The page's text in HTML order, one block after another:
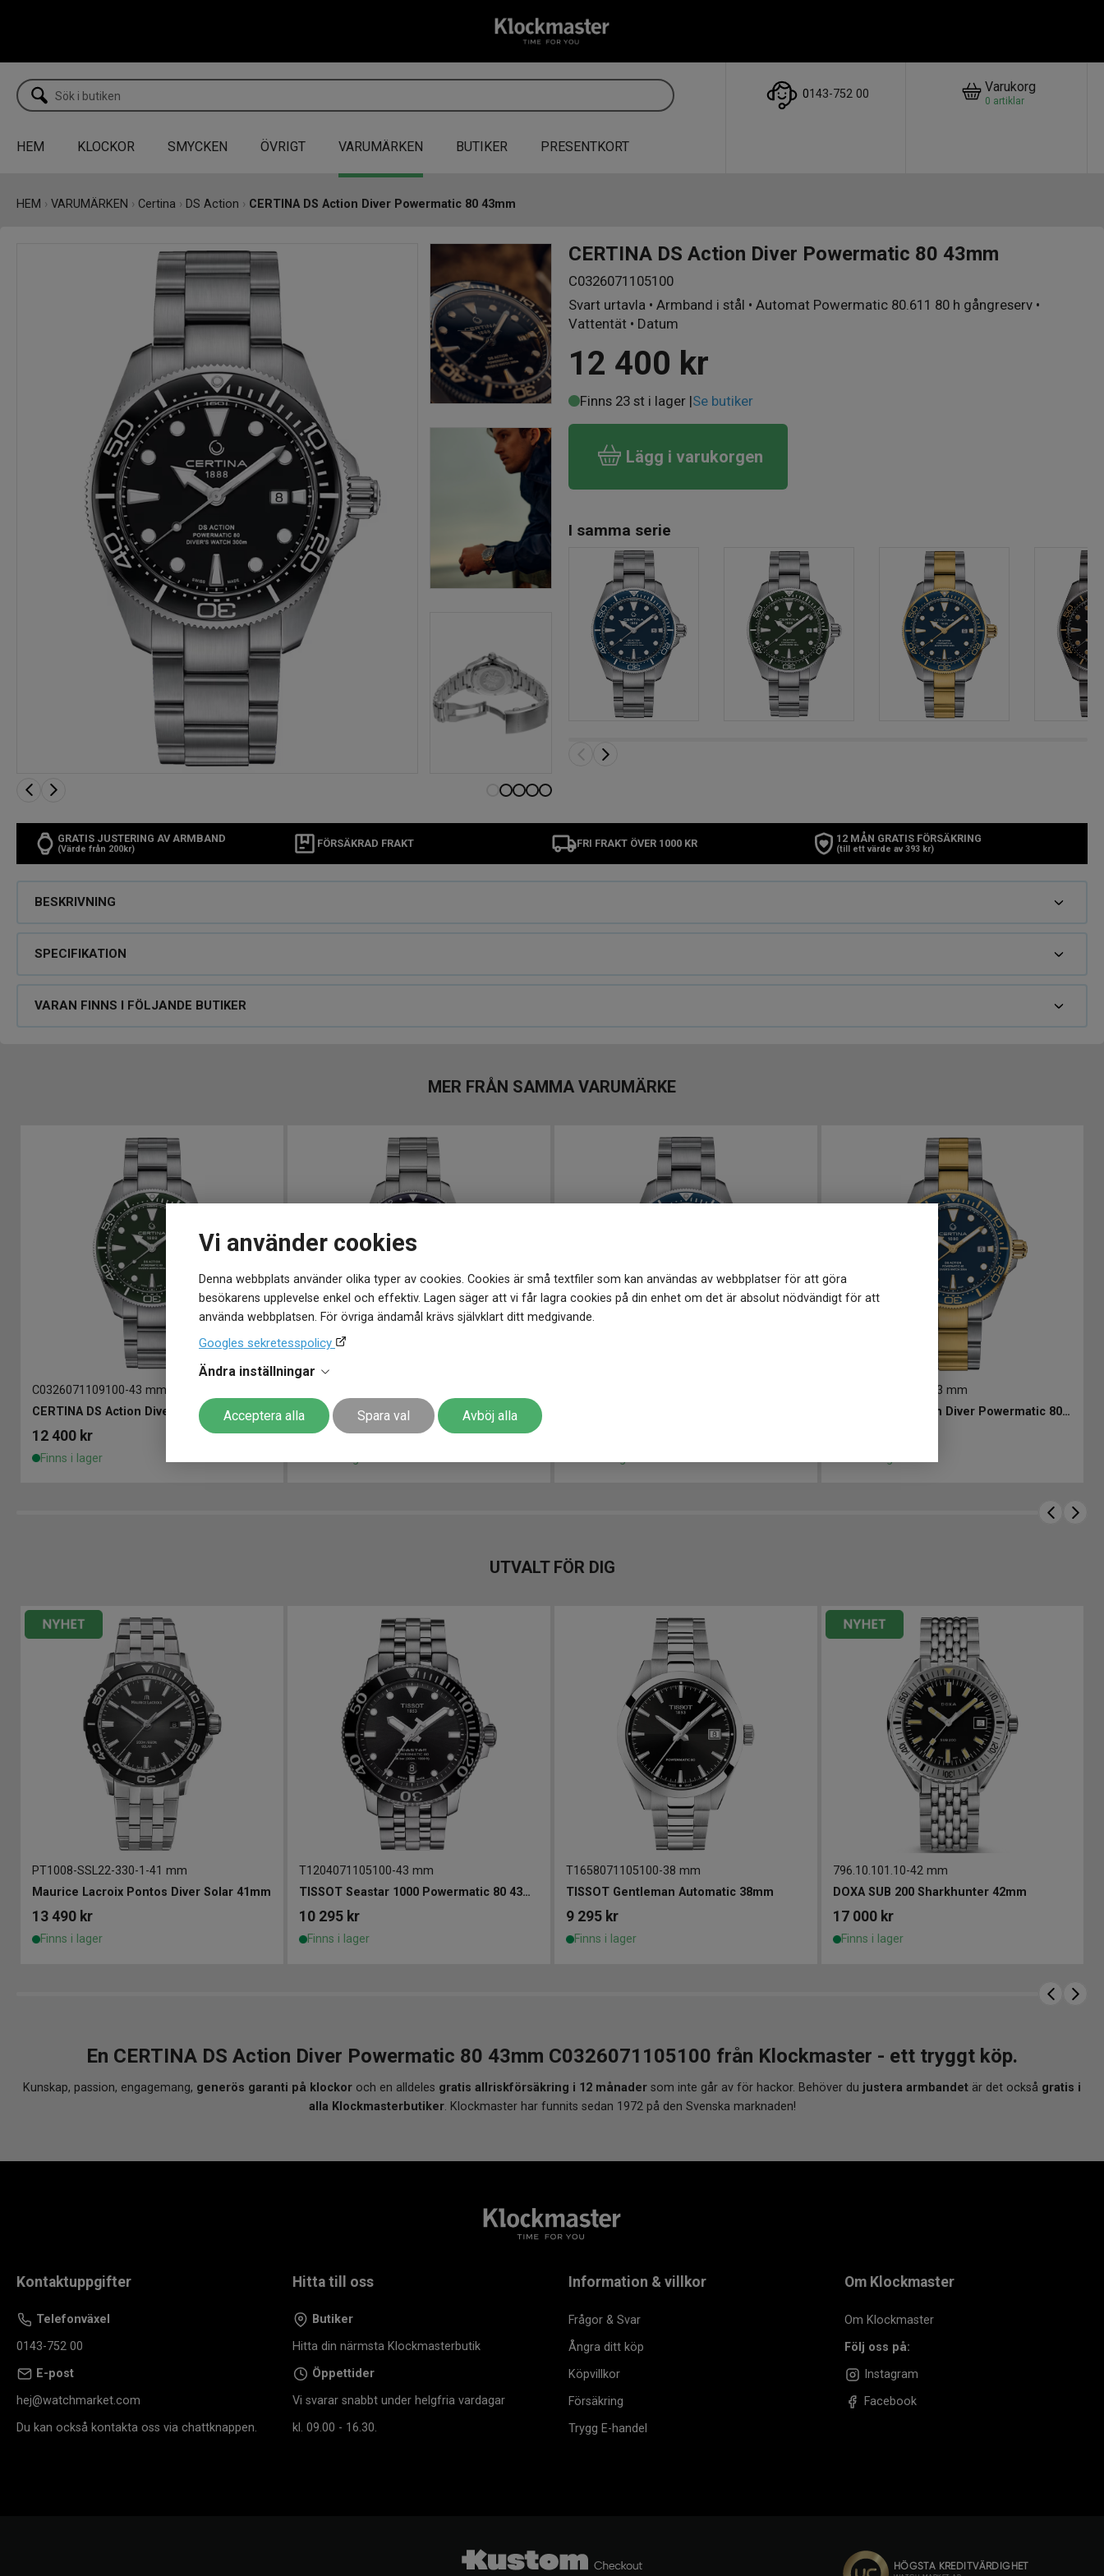
Vi använder cookies
Denna webbplats använder olika typer av cookies. Cookies är små textfiler som kan användas av webbplatser för att göra
besökarens upplevelse enkel och effektiv. Lagen säger att vi får lagra cookies på din enhet om det är absolut nödvändigt för att
använda webbplatsen. För övriga ändamål krävs självklart ditt medgivande.
Googles sekretesspolicy
Ändra inställningar
Acceptera alla Spara val Avböj alla
0143-752 00 Varukorg
0 artiklar
HEM KLOCKOR SMYCKEN ÖVRIGT VARUMÄRKEN BUTIKER PRESENTKORT
HEM › VARUMÄRKEN › Certina › DS Action › CERTINA DS Action Diver Powermatic 80 43mm
CERTINA DS Action Diver Powermatic 80 43mm
C0326071105100
Svart urtavla • Armband i stål • Automat Powermatic 80.611 80 h gångreserv •
Vattentät • Datum
12 400 kr
Finns 23 st i lager |Se butiker
Lägg i varukorgen
I samma serie
GRATIS JUSTERING AV ARMBAND
(Värde från 200kr) FÖRSÄKRAD FRAKT FRI FRAKT ÖVER 1000 KR 12 MÅN GRATIS FÖRSÄKRING
(till ett värde av 393 kr)
BESKRIVNING
SPECIFIKATION
VARAN FINNS I FÖLJANDE BUTIKER
MER FRÅN SAMMA VARUMÄRKE
C0326071109100-43 mm
CERTINA DS Action Diver Powermatic 80 43mm
12 400 kr
Finns i lager
14 500 kr
43 mm
CERTINA DS Action Diver Powermatic 80 43mm
UTVALT FÖR DIG
PT1008-SSL22-330-1 -41 mm
Maurice Lacroix Pontos Diver Solar 41mm
13 490 kr
Finns i lager
T1204071105100-43 mm
TISSOT Seastar 1000 Powermatic 80 43mm
10 295 kr
Finns i lager
T1658071105100-38 mm
TISSOT Gentleman Automatic 38mm
9 295 kr
Finns i lager
796.10.101.10-42 mm
DOXA SUB 200 Sharkhunter 42mm
17 000 kr
Finns i lager
En CERTINA DS Action Diver Powermatic 80 43mm C0326071105100 från Klockmaster - ett tryggt köp.
Kunskap, passion, engagemang, generös garanti på klockor och en alldeles gratis allriskförsäkring i 12 månader som inte går av för hackor. Behöver du justera armbandet är det också gratis i
alla Klockmasterbutiker. Klockmaster har funnits sedan 1972 på den Svenska marknaden!
Kontaktuppgifter
Telefonväxel
0143-752 00
E-post
hej@watchmarket.com
Du kan också kontakta oss via chattknappen.
Hitta till oss
Butiker
Hitta din närmsta Klockmasterbutik
Öppettider
Vi svarar snabbt under helgfria vardagar
kl. 09.00 - 16.30.
Information & villkor
Frågor & Svar
Ångra ditt köp
Köpvillkor
Försäkring
Trygg E-handel
Om Klockmaster
Om Klockmaster
Följ oss på:
Instagram
Facebook